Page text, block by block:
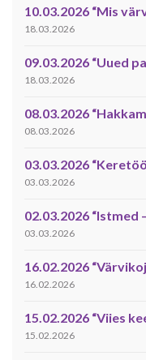
10.03.2026 “Mis
18.03.2026
09.03.2026 “Uued
18.03.2026
08.03.2026
08.03.2026
03.03.2026
03.03.2026
02.03.2026 “Istmed
03.03.2026
16.02.2026
16.02.2026
15.02.2026 “Viies
15.02.2026